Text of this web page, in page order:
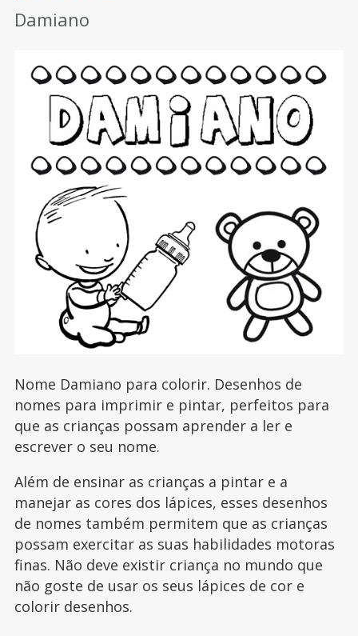
Damiano
Nome Damiano para colorir. Desenhos de
nomes para imprimir e pintar, perfeitos para
que as crianças possam aprender a ler e
escrever o seu nome.
Além de ensinar as crianças a pintar e a
manejar as cores dos lápices, esses desenhos
de nomes também permitem que as crianças
possam exercitar as suas habilidades motoras
finas. Não deve existir criança no mundo que
não goste de usar os seus lápices de cor e
colorir desenhos.